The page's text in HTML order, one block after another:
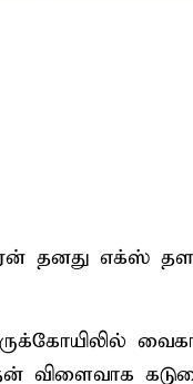
தனது எக்ஸ் தள
விளைவாக